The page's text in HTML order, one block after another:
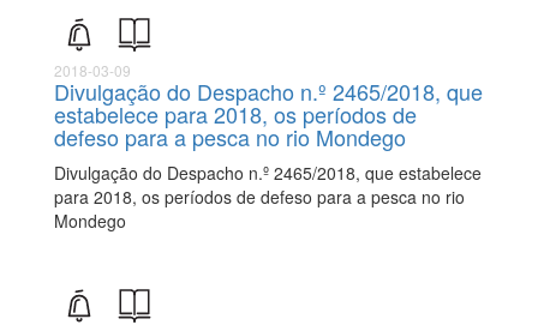
2018-03-09
Divulgação do Despacho n.º 2465/2018, que
estabelece para 2018, os períodos de
defeso para a pesca no rio Mondego
Divulgação do Despacho n.º 2465/2018, que estabelece
para 2018, os períodos de defeso para a pesca no rio
Mondego